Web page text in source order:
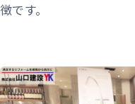
徴です。